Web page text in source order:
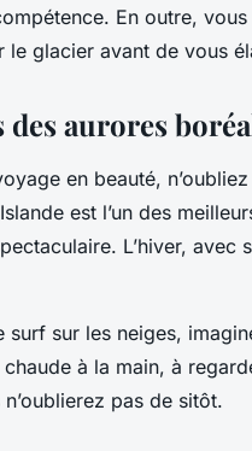
En outre,
le glacier avant de vous
des aurores
en beauté,
est l’un des
L’hiver,
surf sur les neiges,
à la main, à
pas de sitôt.